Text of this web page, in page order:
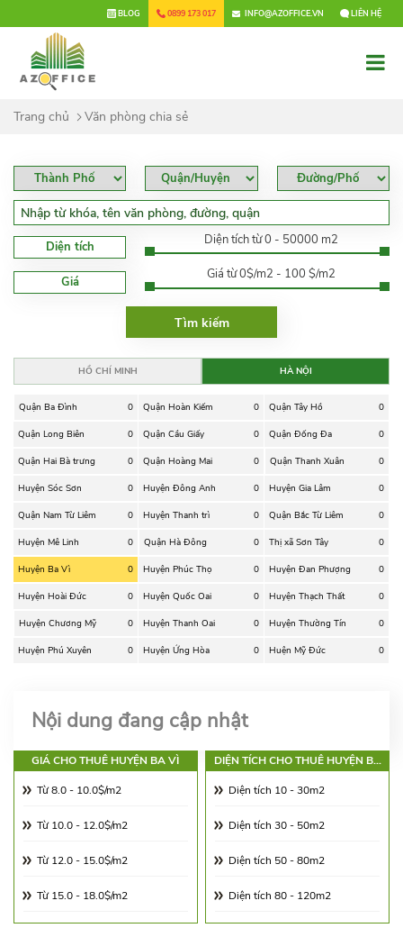
BLOG 0899 173 017 INFO@AZOFFICE.VN LIÊN HỆ×
Trang chủ Văn phòng chia sẻ
Diện tích Diện tích từ 0 - 50000 m2
Giá Giá từ 0$/m2 - 100 $/m2
HỒ CHÍ MINH HÀ NỘI
Quận Ba Đình 0 Quận Hoàn Kiếm 0 Quận Tây Hồ 0
Quận Long Biên 0 Quận Cầu Giấy 0 Quận Đống Đa 0
Quận Hai Bà trưng 0 Quận Hoàng Mai 0 Quận Thanh Xuân 0
Huyện Sóc Sơn 0 Huyện Đông Anh 0 Huyện Gia Lâm 0
Quận Nam Từ Liêm 0 Huyện Thanh trì 0 Quận Bắc Từ Liêm 0
Huyện Mê Linh 0 Quận Hà Đông 0 Thị xã Sơn Tây 0
Huyện Ba Vì 0 Huyện Phúc Thọ 0 Huyện Đan Phượng 0
Huyện Hoài Đức 0 Huyện Quốc Oai 0 Huyện Thạch Thất 0
Huyện Chương Mỹ 0 Huyện Thanh Oai 0 Huyện Thường Tín 0
Huyện Phú Xuyên 0 Huyện Ứng Hòa 0 Huện Mỹ Đức 0
Nội dung đang cập nhật
GIÁ CHO THUÊ HUYỆN BA VÌ
Từ 8.0 - 10.0$/m2
Từ 10.0 - 12.0$/m2
Từ 12.0 - 15.0$/m2
Từ 15.0 - 18.0$/m2
DIỆN TÍCH CHO THUÊ HUYỆN BA
Diện tích 10 - 30m2
Diện tích 30 - 50m2
Diện tích 50 - 80m2
Diện tích 80 - 120m2